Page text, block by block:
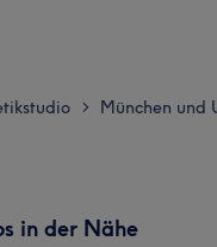
> München und
in der Nähe